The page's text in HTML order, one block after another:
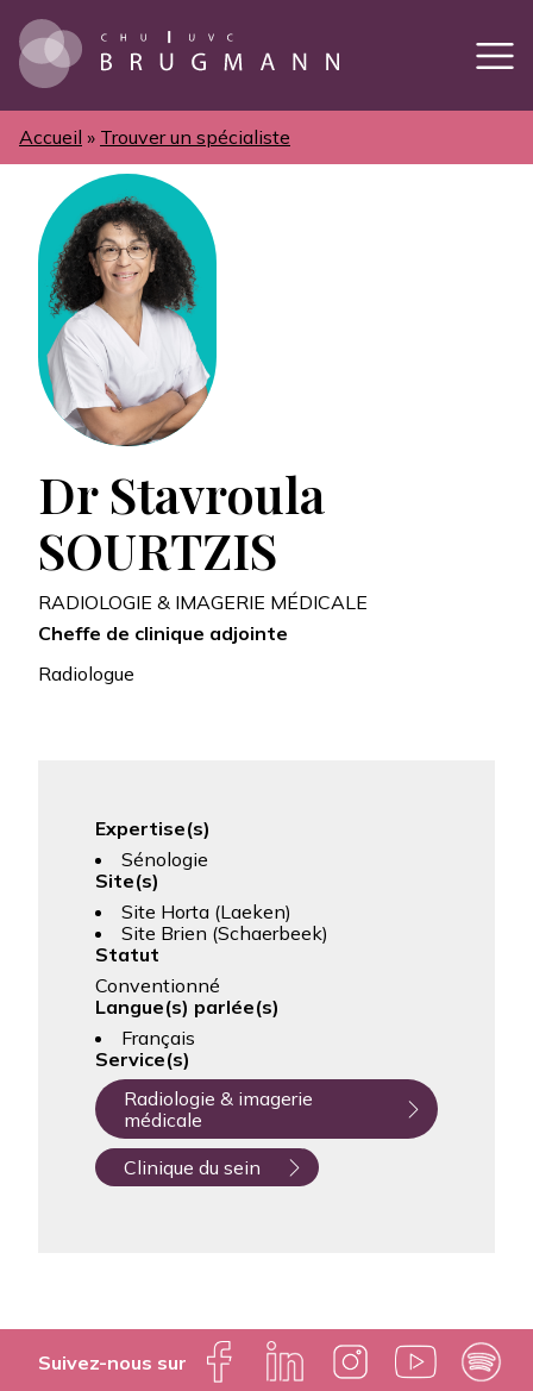
au
contenu
principal
Fil
d'Ariane
Accueil Trouver un spécialiste
Dr Stavroula
SOURTZIS
RADIOLOGIE & IMAGERIE MÉDICALE
Cheffe de clinique adjointe
Radiologue
Expertise(s)
Sénologie
Site(s)
Site Horta (Laeken)
Site Brien (Schaerbeek)
Statut
Conventionné
Langue(s) parlée(s)
Français
Service(s)
Radiologie & imagerie
médicale
Clinique du sein
Suivez-nous sur